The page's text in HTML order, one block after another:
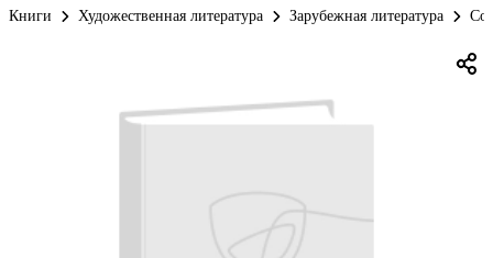
Книги Художественная литература Зарубежная литература